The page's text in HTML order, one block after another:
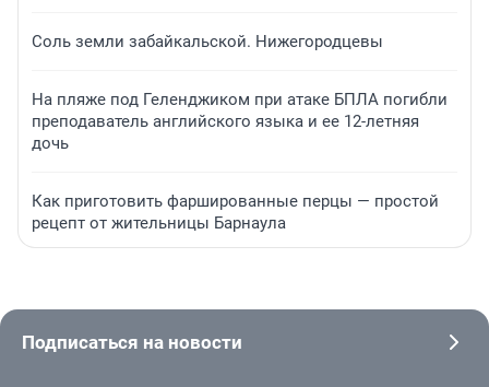
Соль земли забайкальской. Нижегородцевы
На пляже под Геленджиком при атаке БПЛА погибли
преподаватель английского языка и ее 12-летняя
дочь
Как приготовить фаршированные перцы — простой
рецепт от жительницы Барнаула
Подписаться на новости